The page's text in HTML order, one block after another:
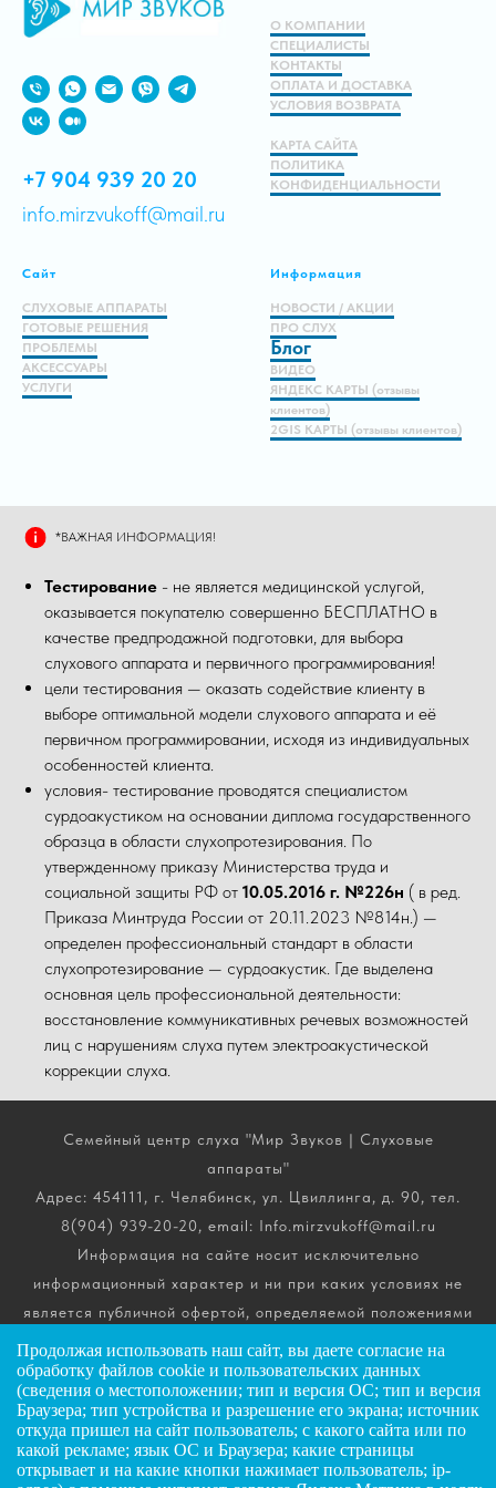
В корзину
Продолжая использовать наш сайт, вы даете согласие на
обработку файлов cookie и пользовательских данных
(сведения о местоположении; тип и версия ОС; тип и версия
Браузера; тип устройства и разрешение его экрана; источник
откуда пришел на сайт пользователь; с какого сайта или по
какой рекламе; язык ОС и Браузера; какие страницы
открывает и на какие кнопки нажимает пользователь; ip-
+7 904 939 20 20
info.mirzvukoff@mail.ru
О КОМПАНИИ
СПЕЦИАЛИСТЫ
КОНТАКТЫ
ОПЛАТА И ДОСТАВКА
УСЛОВИЯ ВОЗВРАТА
КАРТА САЙТА
ПОЛИТИКА
КОНФИДЕНЦИАЛЬНОСТИ
Сайт
СЛУХОВЫЕ АППАРАТЫ
ГОТОВЫЕ РЕШЕНИЯ
ПРОБЛЕМЫ
АКСЕССУАРЫ
УСЛУГИ
Информация
НОВОСТИ / АКЦИИ
ПРО СЛУХ
Блог
ВИДЕО
ЯНДЕКС КАРТЫ (отзывы
клиентов)
2GIS КАРТЫ (отзывы клиентов)
*ВАЖНАЯ ИНФОРМАЦИЯ!
Тестирование - не является медицинской услугой,
оказывается покупателю совершенно БЕСПЛАТНО в
качестве предпродажной подготовки, для выбора
слухового аппарата и первичного программирования!
цели тестирования — оказать содействие клиенту в
выборе оптимальной модели слухового аппарата и её
первичном программировании, исходя из индивидуальных
особенностей клиента.
условия- тестирование проводятся специалистом
сурдоакустиком на основании диплома государственного
образца в области слухопротезирования. По
утвержденному приказу Министерства труда и
социальной защиты РФ от 10.05.2016 г. №226н ( в ред.
Приказа Минтруда России от 20.11.2023 №814н.) —
определен профессиональный стандарт в области
слухопротезирование — сурдоакустик. Где выделена
основная цель профессиональной деятельности:
восстановление коммуникативных речевых возможностей
лиц с нарушениям слуха путем электроакустической
коррекции слуха.
Семейный центр слуха "Мир Звуков | Слуховые
аппараты"
Адрес: 454111, г. Челябинск, ул. Цвиллинга, д. 90, тел.
8(904) 939-20-20, email: Info.mirzvukoff@mail.ru
Информация на сайте носит исключительно
информационный характер и ни при каких условиях не
является публичной офертой, определяемой положениями
ч. 2 ст. 437 Гражданского кодекса РФ. Получить
подробную информацию о стоимости, комплектации и
сроках выполнения услуг вы можете по телефону горячей
линии.
ИП Андриянов Анатолий Николаевич